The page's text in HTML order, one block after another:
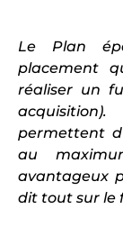
Le Plan
placement
réaliser un
permettent
au
avantageux
dit tout sur le